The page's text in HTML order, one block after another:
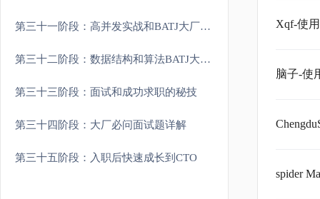
第三十一阶段：高并发实战和BATJ大厂面试重难点
第三十二阶段：数据结构和算法BATJ大厂面试重难点
第三十三阶段：面试和成功求职的秘技
第三十四阶段：大厂必问面试题详解
第三十五阶段：入职后快速成长到CTO
Xqf-使
脑子-使
spider